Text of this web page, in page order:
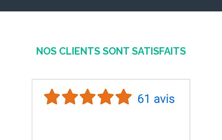
NOS CLIENTS SONT SATISFAITS